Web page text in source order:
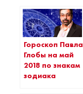
Гороскоп Павла
Глобы на май
2018 по знакам
зодиака